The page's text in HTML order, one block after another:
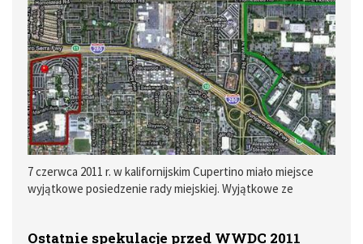
7 czerwca 2011 r. w kalifornijskim Cupertino miało miejsce
wyjątkowe posiedzenie rady miejskiej. Wyjątkowe ze
posiedzeniu dyrektora generalnego Apple, była chęć
Ostatnie spekulacje przed WWDC 2011